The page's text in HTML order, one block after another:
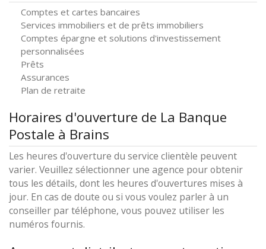
Comptes et cartes bancaires
Services immobiliers et de prêts immobiliers
Comptes épargne et solutions d'investissement
personnalisées
Prêts
Assurances
Plan de retraite
Horaires d'ouverture de La Banque
Postale à Brains
Les heures d'ouverture du service clientèle peuvent
varier. Veuillez sélectionner une agence pour obtenir
tous les détails, dont les heures d'ouvertures mises à
jour. En cas de doute ou si vous voulez parler à un
conseiller par téléphone, vous pouvez utiliser les
numéros fournis.